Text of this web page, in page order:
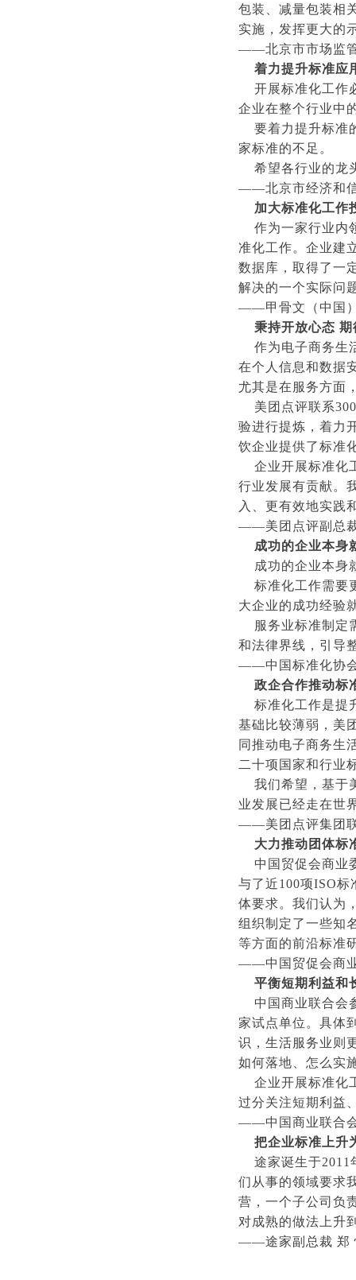
包装、减量包装相
实施，发挥更大的
——北京市市场监
着力提升标准应
开展标准化工作
企业在整个行业中
要着力提升标准
家标准的不足。
希望各行业的龙
——北京市经济和
加大标准化工作
作为一家行业内
准化工作。企业建
数据库，取得了一
解决的一个实际问
——甲骨文（中国
秉持开放心态
作为电子商务生
在个人信息和数据
尤其是在服务方面
美团点评联系300
验进行提炼，着力
饮企业提供了标准
企业开展标准化
行业发展有贡献。
入、更有效地实践
——美团点评副总
成功的企业本身
成功的企业本身
标准化工作需要
大企业的成功经验
服务业标准制定
和法律界线，引导
——中国标准化协
政企合作推动标
标准化工作是提
基础比较薄弱，美
同推动电子商务生
二十项国家和行业
我们希望，基于
业发展已经走在世
——美团点评集团
大力推动团体标
中国贸促会商业
与了近100项ISO
体要求。我们认为
组织制定了一些知
等方面的前沿标准
——中国贸促会商
平衡短期利益和
中国商业联合会
家试点单位。具体
识，生活服务业则
如何落地、怎么实
企业开展标准化
过分关注短期利益
——中国商业联合
把企业标准上升
途家诞生于2011
们从事的领域要求
营，一个子公司负
对成熟的做法上升
——途家副总裁 郑